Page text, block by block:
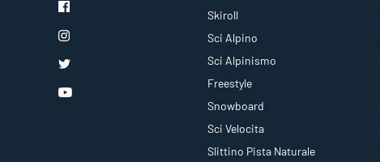
Skiroll
Sci Alpino
Sci Alpinismo
Freestyle
Snowboard
Sci Velocita
Slittino Pista Naturale